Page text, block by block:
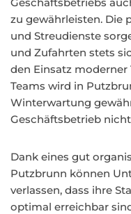
zu gewährleisten. Die
und Streudienste
und Zufahrten stets
den Einsatz
Teams wird in
Winterwartung
Geschäftsbetrieb
Dank eines gut
Putzbrunn können
verlassen, dass ihre
optimal erreichbar